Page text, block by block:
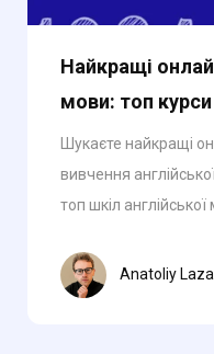
Найкращі
мови: топ
Шукаєте найкращі
вивчення
топ шкіл англійської
Anatoliy